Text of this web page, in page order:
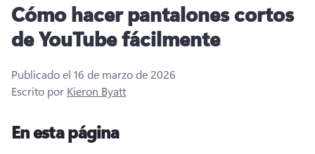
Iniciar sesión
Cómo hacer pantalones cortos
de YouTube fácilmente
Publicado el 16 de marzo de 2026
Escrito por Kieron Byatt
En esta página